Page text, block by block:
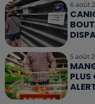
6 août
5 août
PLUS